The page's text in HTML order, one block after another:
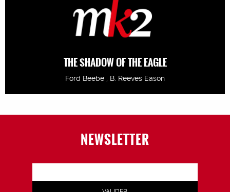
THE SHADOW OF THE EAGLE
Ford Beebe , B. Reeves Eason
NEWSLETTER